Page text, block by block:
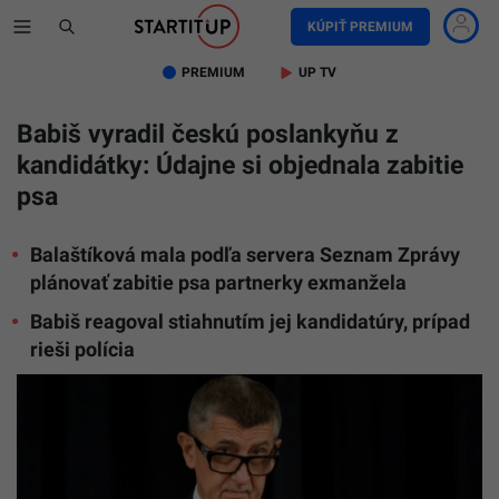
KÚPIŤ PREMIUM
PREMIUM UP TV
Babiš vyradil českú poslankyňu z
kandidátky: Údajne si objednala zabitie
psa
Balaštíková mala podľa servera Seznam Zprávy
plánovať zabitie psa partnerky exmanžela
Babiš reagoval stiahnutím jej kandidatúry, prípad
rieši polícia